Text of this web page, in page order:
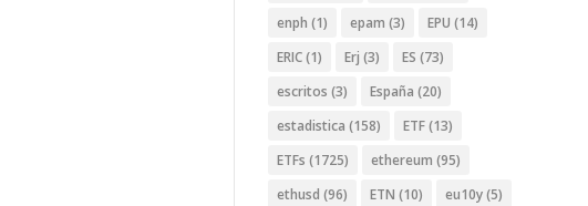
enph (1) epam (3) EPU (14)
ERIC(1) Erj (3) ES (73)
escritos (3) España (20)
estadistica (158) ETF(13)
ETFs (1725) ethereum (95)
ethusd (96) ETN (10) eu10y(5)